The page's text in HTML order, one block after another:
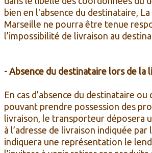
bien en l'absence du destinataire,
Marseille ne pourra être tenue
l’impossibilité de livraison au
- Absence du destinataire lors de la
En cas d’absence du destinataire ou
pouvant prendre possession des
livraison, le transporteur déposera
à l’adresse de livraison indiquée par
indiquera une représentation le